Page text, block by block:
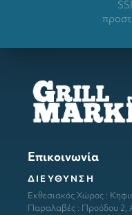
Επικοινωνία
ΔΙΕΥΘΥΝΣΗ
Εκθεσιακός Χώρος :
Παραλαβές : Προόδου 2,